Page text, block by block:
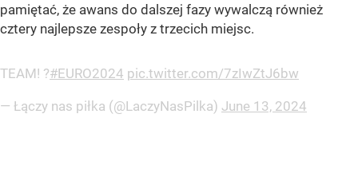
pamiętać, że awans do dalszej fazy wywalczą również
cztery najlepsze zespoły z trzecich miejsc.
TEAM! ?#EURO2024 pic.twitter.com/7zIwZtJ6bw
— Łączy nas piłka (@LaczyNasPilka) June 13, 2024